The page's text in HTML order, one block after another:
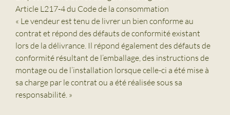
Article L217-4 du Code de la consommation
« Le vendeur est tenu de livrer un bien conforme au
contrat et répond des défauts de conformité existant
lors de la délivrance. Il répond également des défauts de
conformité résultant de l’emballage, des instructions de
montage ou de l’installation lorsque celle-ci a été mise à
sa charge par le contrat ou a été réalisée sous sa
responsabilité. »